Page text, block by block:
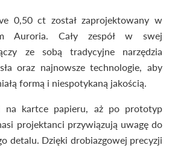
0,50 ct został zaprojektowany w
Auroria. Cały zespół w swej
ze sobą tradycyjne narzędzia
oraz najnowsze technologie, aby
formą i niespotykaną jakością.
na kartce papieru, aż po prototyp
projektanci przywiązują uwagę do
detalu. Dzięki drobiazgowej precyzji